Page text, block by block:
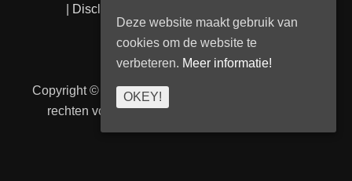
Disclaimer
Copyright © 2026Transport Begeleiding Venlo
rechten voorbehouden. | TBVenlo door
Deze website maakt gebruik van
cookies om de website te
verbeteren. Meer informatie!
OKEY!